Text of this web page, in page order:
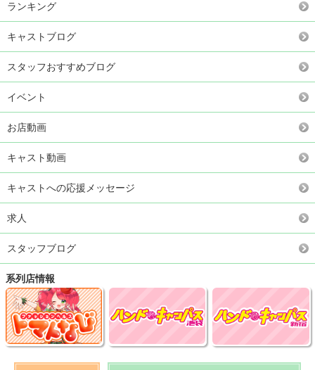
ランキング
キャストブログ
スタッフおすすめブログ
イベント
お店動画
キャスト動画
キャストへの応援メッセージ
求人
スタッフブログ
系列店情報